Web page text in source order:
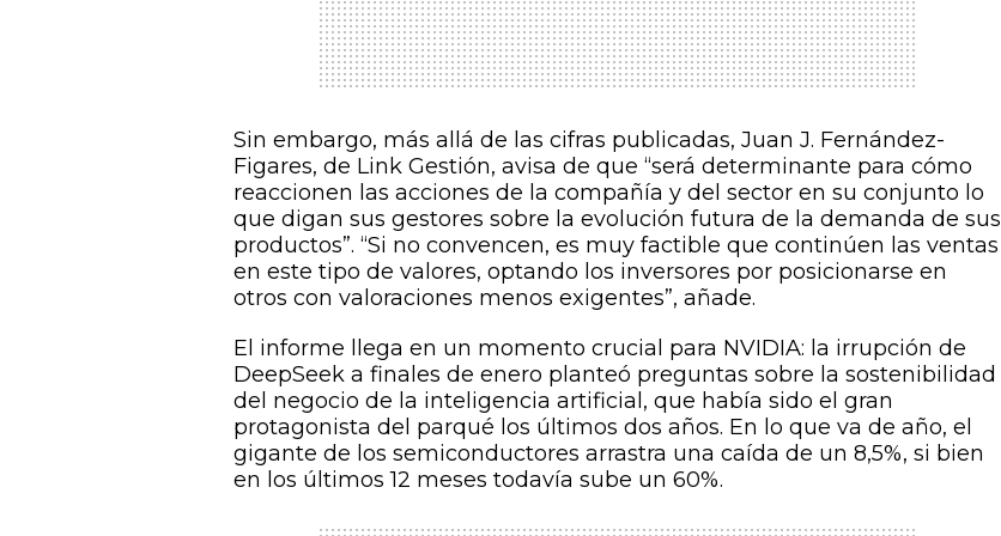
Sin embargo, más allá de las cifras publicadas, Juan J. Fernández-
Figares, de Link Gestión, avisa de que “será determinante para cómo
reaccionen las acciones de la compañía y del sector en su conjunto lo
que digan sus gestores sobre la evolución futura de la demanda de sus
productos”. “Si no convencen, es muy factible que continúen las ventas
en este tipo de valores, optando los inversores por posicionarse en
otros con valoraciones menos exigentes”, añade.
El informe llega en un momento crucial para NVIDIA: la irrupción de
DeepSeek a finales de enero planteó preguntas sobre la sostenibilidad
del negocio de la inteligencia artificial, que había sido el gran
protagonista del parqué los últimos dos años. En lo que va de año, el
gigante de los semiconductores arrastra una caída de un 8,5%, si bien
en los últimos 12 meses todavía sube un 60%.